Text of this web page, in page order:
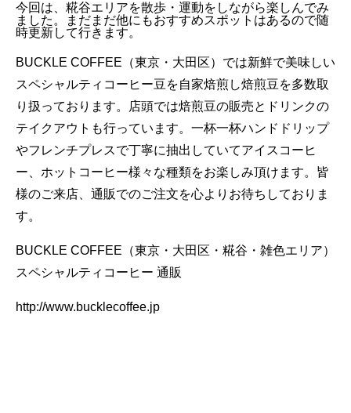
今回は、糀谷エリアを散歩・運動をしながら楽しんでみ
ました。まだまだ他にもおすすめスポットはあるので随
時更新して行きます。
BUCKLE COFFEE（東京・大田区）では新鮮で美味しい
スペシャルティコーヒー豆を自家焙煎し焙煎豆を多数取
り扱っております。店頭では焙煎豆の販売とドリンクの
テイクアウトも行っています。一杯一杯ハンドドリップ
やフレンチプレスで丁寧に抽出していてアイスコーヒ
ー、ホットコーヒー様々な種類をお楽しみ頂けます。皆
様のご来店、通販でのご注文を心よりお待ちしておりま
す。
BUCKLE COFFEE（東京・大田区・糀谷・雑色エリア）
スペシャルティコーヒー 通販
http://www.bucklecoffee.jp